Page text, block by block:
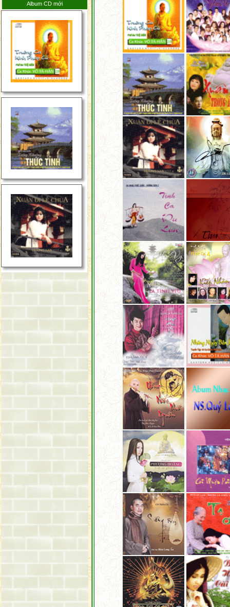
Tin Tức Phật Giáo Thế
Giới Tuần Thứ 1 Tháng
6 Năm 2026
Tin Tức Phật Giáo Thế
Giới Tuần Thứ 4 Tháng
5 Năm 2026
Album CD mới